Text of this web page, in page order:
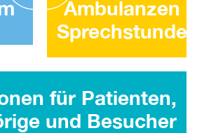
Ambulanzen
für Patienten,
und Besucher